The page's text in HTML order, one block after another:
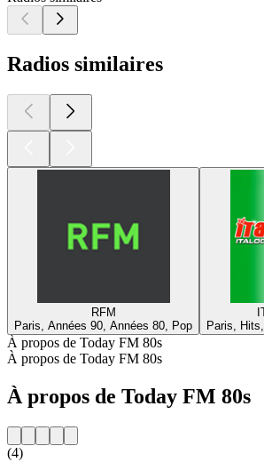
Radios similaires
RFM
Paris, Années 90, Années 80, Pop
Paris,
À propos de Today FM 80s
À propos de Today FM 80s
À propos de Today FM 80s
(4)